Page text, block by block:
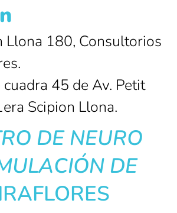
Llona 180, Consultorios
45 de Av. Petit
Scipion Llona.
DE NEURO
DE